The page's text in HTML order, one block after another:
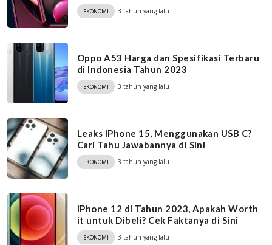
EKONOMI 3 tahun yang lalu
Oppo A53 Harga dan Spesifikasi Terbaru
di Indonesia Tahun 2023
EKONOMI 3 tahun yang lalu
Leaks IPhone 15, Menggunakan USB C?
Cari Tahu Jawabannya di Sini
EKONOMI 3 tahun yang lalu
iPhone 12 di Tahun 2023, Apakah Worth
it untuk Dibeli? Cek Faktanya di Sini
EKONOMI 3 tahun yang lalu